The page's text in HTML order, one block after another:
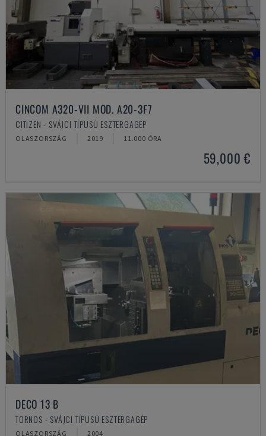
CINCOM A320-VII MOD. A20-3F7
CITIZEN - SVÁJCI TÍPUSÚ ESZTERGAGÉP
OLASZORSZÁG 2019 11.000 ÓRA
59,000 €
DECO 13 B
TORNOS - SVÁJCI TÍPUSÚ ESZTERGAGÉP
OLASZORSZÁG 2004